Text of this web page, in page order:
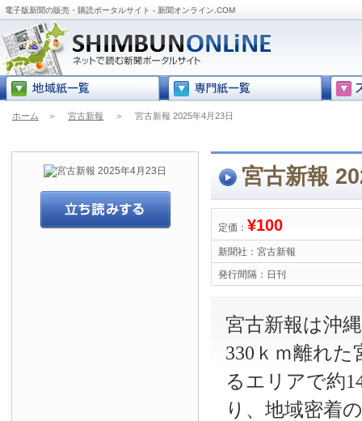
電子版新聞の販売・購読ポータルサイト - 新聞オンライン.COM
ホーム ＞ 宮古新報 ＞ 宮古新報 2025年4月23日
宮古新報
定価： ¥100
新聞社： 宮古新報
発行間隔： 日刊
宮古新報は沖
330ｋｍ離れ
るエリアで約
り、地域密着